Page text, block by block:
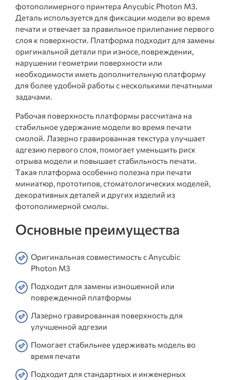
фотополимерного принтера Anycubic Photon M3.
Деталь используется для фиксации модели во время
печати и отвечает за правильное прилипание первого
слоя к поверхности. Платформа подходит для замены
оригинальной детали при износе, повреждении,
нарушении геометрии поверхности или
необходимости иметь дополнительную платформу
для более удобной работы с несколькими печатными
задачами.
Рабочая поверхность платформы рассчитана на
стабильное удержание модели во время печати
смолой. Лазерно гравированная текстура улучшает
адгезию первого слоя, помогает уменьшить риск
отрыва модели и повышает стабильность печати.
Такая платформа особенно полезна при печати
миниатюр, прототипов, стоматологических моделей,
декоративных деталей и других изделий из
фотополимерной смолы.
Основные преимущества
Оригинальная совместимость с Anycubic
Photon M3
Подходит для замены изношенной или
поврежденной платформы
Лазерно гравированная поверхность для
улучшенной адгезии
Помогает стабильнее удерживать модель во
время печати
Подходит для стандартных и инженерных